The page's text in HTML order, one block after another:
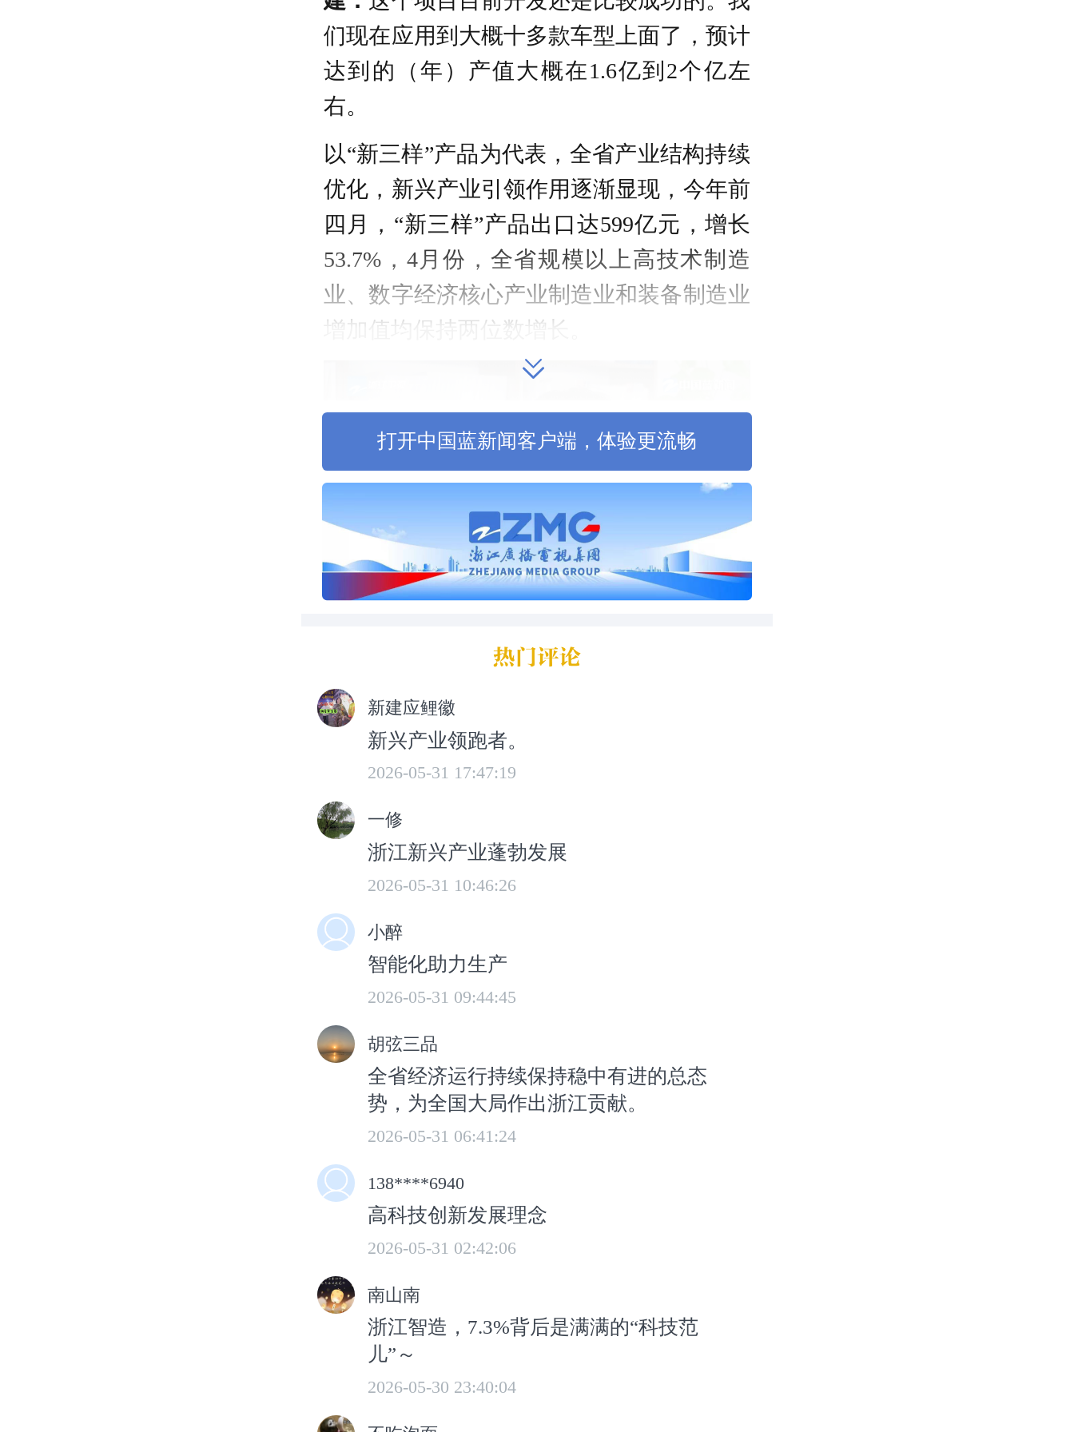
们现在应用到大概十多款车型上面了，预计
达到的（年）产值大概在1.6亿到2个亿左
右。
以“新三样”产品为代表，全省产业结构持续
优化，新兴产业引领作用逐渐显现，今年前
四月，“新三样”产品出口达599亿元，增长
53.7%，4月份，全省规模以上高技术制造
业、数字经济核心产业制造业和装备制造业
增加值均保持两位数增长。
整个工业是向“高”攀升，
向“新”而进的，人工智能、集成电路、低空
经济、机器人这样的新兴产业在不断地萌
发，形成新的增长动能。
前四月，全省设备工器具购置投资增长
12.1%，快于全部固定资产投资13.2个百分
点，投资结构的持续优化，也为工业智能化
改造、产业转型升级注入强劲动力。
终审：袁 爽
责编：王欣怡
编辑：徐雯婷
打开中国蓝新闻客户端，体验更流畅
新建应鲤徽
新兴产业领跑者。
2026-05-31 17:47:19
一修
浙江新兴产业蓬勃发展
2026-05-31 10:46:26
小醉
智能化助力生产
2026-05-31 09:44:45
胡弦三品
全省经济运行持续保持稳中有进的总态
势，为全国大局作出浙江贡献。
2026-05-31 06:41:24
138****6940
高科技创新发展理念
2026-05-31 02:42:06
南山南
浙江智造，7.3%背后是满满的“科技范
儿”～
2026-05-30 23:40:04